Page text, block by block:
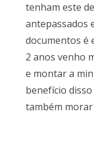
tenham este
antepassados
documentos é
2 anos venho
e montar a
benefício
também